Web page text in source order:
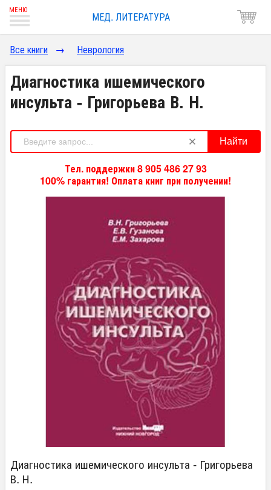
МЕД. ЛИТЕРАТУРА
Все книги → Неврология
Диагностика ишемического
инсульта - Григорьева В. Н.
Найти
Тел. поддержки 8 905 486 27 93
100% гарантия! Оплата книг при получении!
Диагностика ишемического инсульта - Григорьева
В. Н.